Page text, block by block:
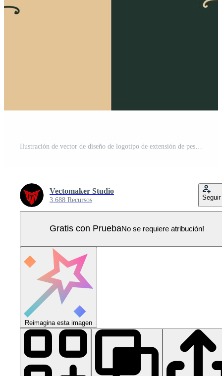
Vectomaker Studio
3.688 Recursos Seguir
Gratis con PruebaNo se requiere atribución!
Reimagina esta imagen